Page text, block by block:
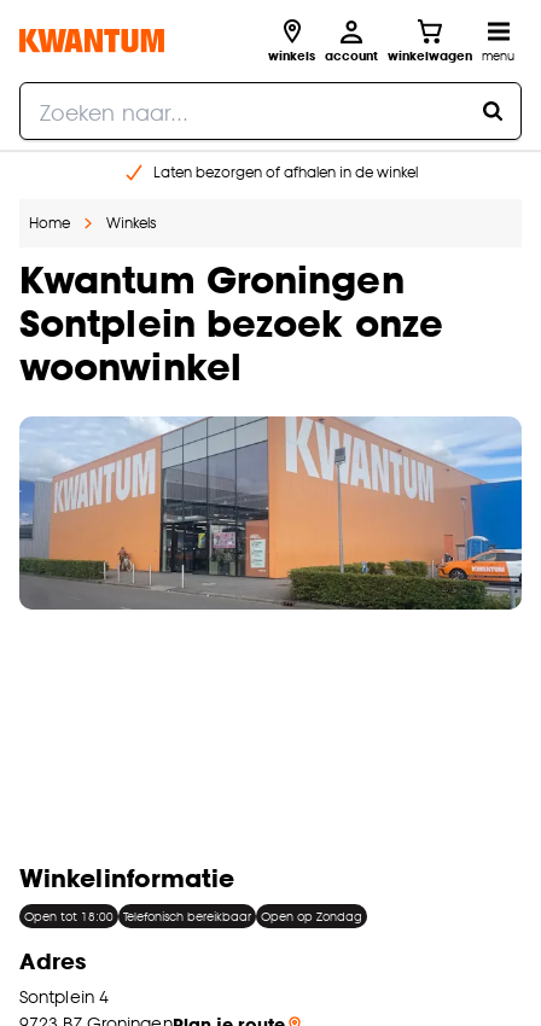
winkels account winkelwagen menu
Laten bezorgen of afhalen in de winkel
Gratis raam advies en inmeten aan huis
Home Winkels
Kwantum Groningen
Sontplein bezoek onze
woonwinkel
Winkelinformatie
Open tot 18:00 Telefonisch bereikbaar Open op Zondag
Adres
Sontplein 4